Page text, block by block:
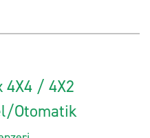
4X4 / 4X2
Otomatik